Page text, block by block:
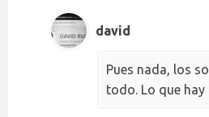
david
Pues nada, los
todo. Lo que